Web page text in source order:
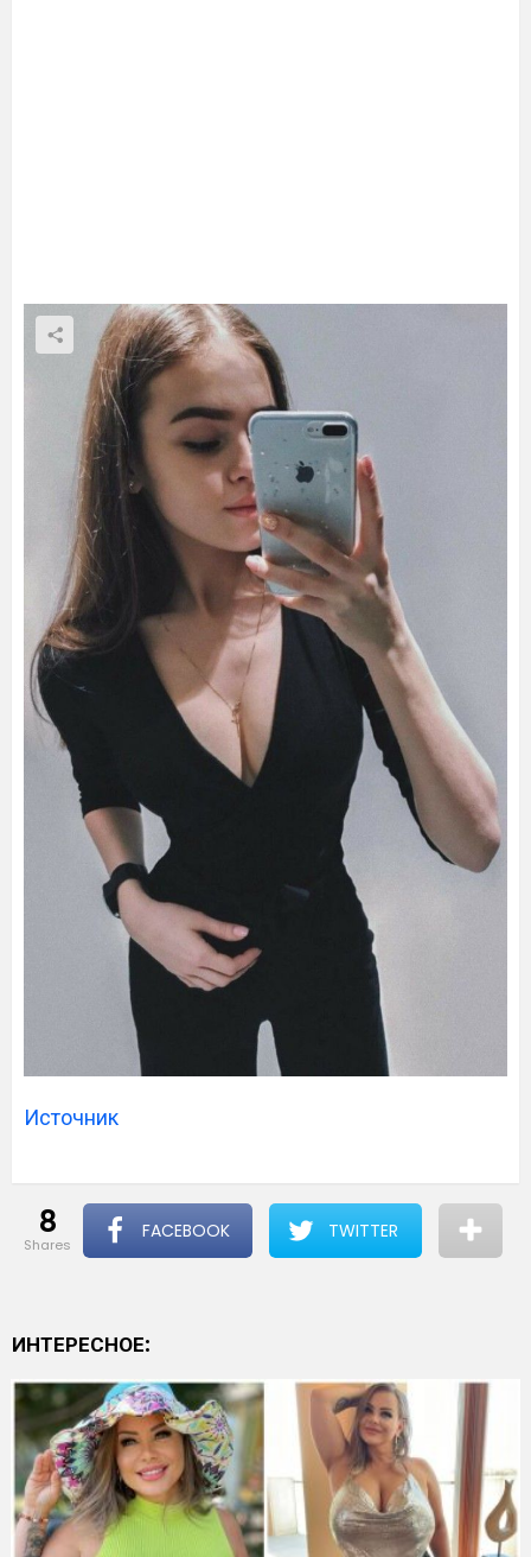
Источник
8
shares
FACEBOOK TWITTER
ИНТЕРЕСНОЕ: